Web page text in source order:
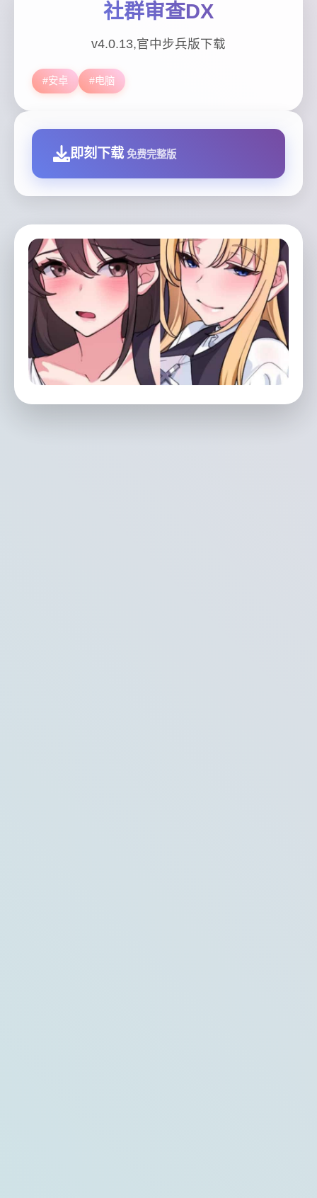
社群审查DX
v4.0.13,官中步兵版下载
#安卓 #电脑
即刻下载 免费完整版